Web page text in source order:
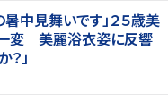
暑中見舞いです」２５歳美
変 美麗浴衣姿に反響
」